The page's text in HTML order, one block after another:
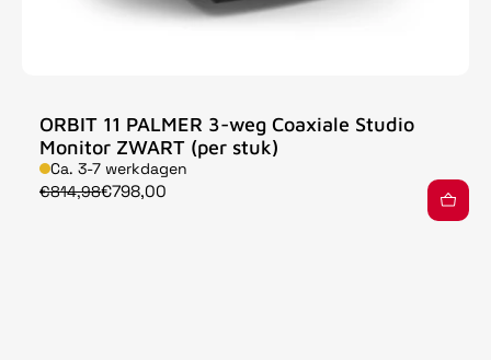
ORBIT 11 PALMER 3-weg Coaxiale Studio
Monitor ZWART (per stuk)
Ca. 3-7 werkdagen
€814,98€798,00